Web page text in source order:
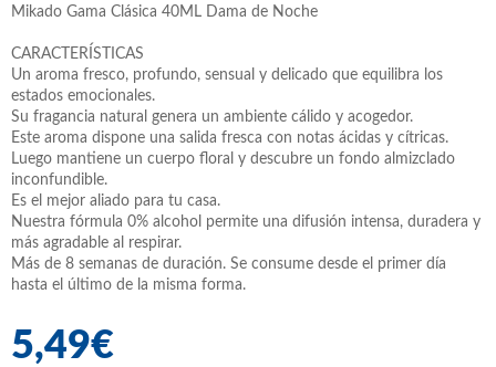
Mikado Gama Clásica 40ML Dama de Noche
CARACTERÍSTICAS
Un aroma fresco, profundo, sensual y delicado que equilibra los
estados emocionales.
Su fragancia natural genera un ambiente cálido y acogedor.
Este aroma dispone una salida fresca con notas ácidas y cítricas.
Luego mantiene un cuerpo floral y descubre un fondo almizclado
inconfundible.
Es el mejor aliado para tu casa.
Nuestra fórmula 0% alcohol permite una difusión intensa, duradera y
más agradable al respirar.
Más de 8 semanas de duración. Se consume desde el primer día
hasta el último de la misma forma.
5,49€